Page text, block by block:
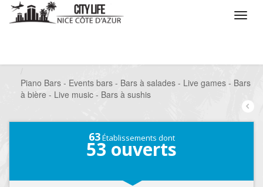
Piano Bars - Events bars - Bars à salades - Live games - Bars
à bière - Live music - Bars à sushis
63Établissements dont
53 ouverts